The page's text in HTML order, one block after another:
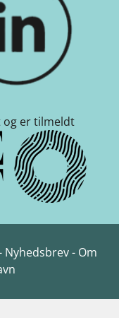
og er tilmeldt
Nyhedsbrev- Om